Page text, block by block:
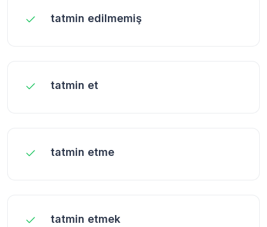
tatmin edilmemiş
tatmin et
tatmin etme
tatmin etmek